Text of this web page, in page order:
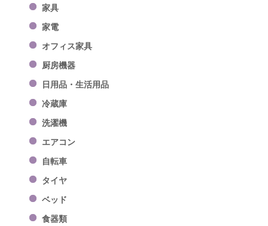
家具
家電
オフィス家具
厨房機器
日用品・生活用品
冷蔵庫
洗濯機
エアコン
自転車
タイヤ
ベッド
食器類